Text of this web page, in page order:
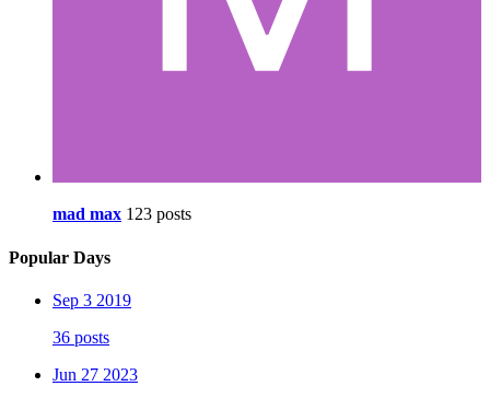
mad max 123 posts
Popular Days
Sep 3 2019
36 posts
Jun 27 2023